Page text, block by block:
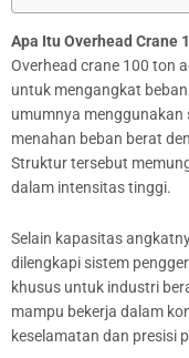
Apa Itu Overhead Crane
Overhead crane 100 ton
untuk mengangkat
umumnya menggunakan
menahan beban berat
Struktur tersebut
dalam intensitas tinggi.
Selain kapasitas
dilengkapi sistem
khusus untuk industri
mampu bekerja dalam
keselamatan dan presisi